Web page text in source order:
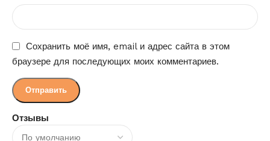
Отзывы
Сохранить моё имя, email и адрес сайта в этом
браузере для последующих моих комментариев.